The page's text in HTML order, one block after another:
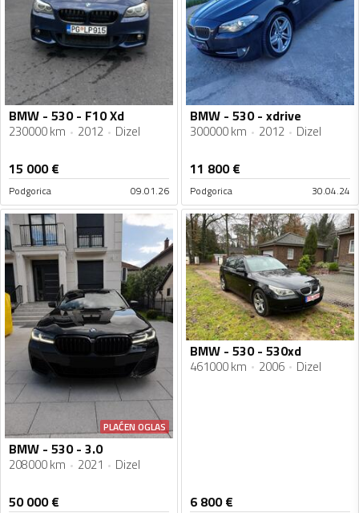
BMW - 530 - F10 Xd
230000 km 2012 Dizel
15 000€
Podgorica 09.01.26
BMW - 530 - xdrive
300000 km 2012 Dizel
11 800€
Podgorica 30.04.24
PLAĆEN OGLAS
BMW - 530 - 3.0
208000 km 2021 Dizel
50 000€
BMW - 530 - 530xd
461000 km 2006 Dizel
6 800€